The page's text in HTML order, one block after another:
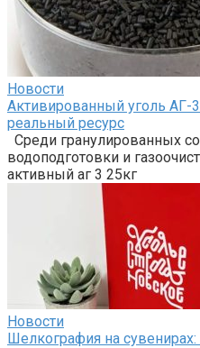
Новости
Активированный уголь АГ-
реальный ресурс
Среди гранулированных
водоподготовки и
активный аг 3 25кг
Новости
Шелкография на